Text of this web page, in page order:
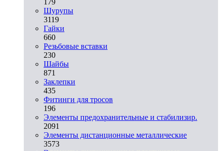
Шурупы
3119
Гайки
660
Резьбовые вставки
230
Шайбы
871
Заклепки
435
Фитинги для тросов
196
Элементы предохранительные и стабилизир.
2091
Элементы дистанционные металлические
3573